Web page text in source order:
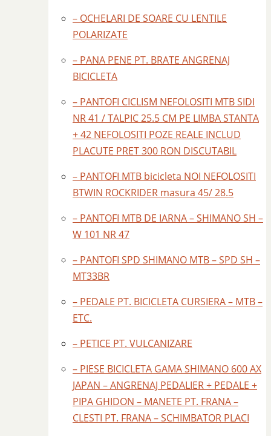
– OCHELARI DE SOARE CU LENTILE
POLARIZATE
– PANA PENE PT. BRATE ANGRENAJ
BICICLETA
– PANTOFI CICLISM NEFOLOSITI MTB SIDI
NR 41 / TALPIC 25.5 CM PE LIMBA STANTA
+ 42 NEFOLOSITI POZE REALE INCLUD
PLACUTE PRET 300 RON DISCUTABIL
– PANTOFI MTB bicicleta NOI NEFOLOSITI
BTWIN ROCKRIDER masura 45/ 28.5
– PANTOFI MTB DE IARNA – SHIMANO SH –
W 101 NR 47
– PANTOFI SPD SHIMANO MTB – SPD SH –
MT33BR
– PEDALE PT. BICICLETA CURSIERA – MTB –
ETC.
– PETICE PT. VULCANIZARE
– PIESE BICICLETA GAMA SHIMANO 600 AX
JAPAN – ANGRENAJ PEDALIER + PEDALE +
PIPA GHIDON – MANETE PT. FRANA –
CLESTI PT. FRANA – SCHIMBATOR PLACI